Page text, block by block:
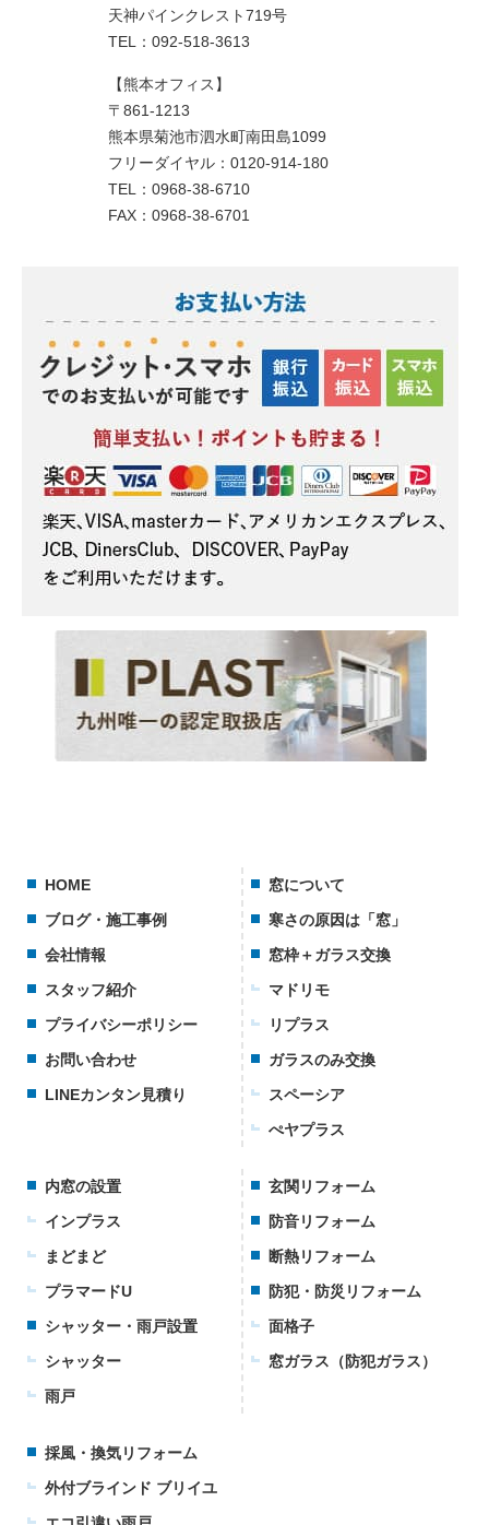
天神パインクレスト719号
TEL：092-518-3613
【熊本オフィス】
〒861-1213
熊本県菊池市泗水町南田島1099
フリーダイヤル：0120-914-180
TEL：0968-38-6710
FAX：0968-38-6701
HOME
ブログ・施工事例
会社情報
スタッフ紹介
プライバシーポリシー
お問い合わせ
LINEカンタン見積り
窓について
寒さの原因は「窓」
窓枠＋ガラス交換
マドリモ
リプラス
ガラスのみ交換
スペーシア
ぺヤプラス
内窓の設置
インプラス
まどまど
プラマードU
シャッター・雨戸設置
シャッター
雨戸
玄関リフォーム
防音リフォーム
断熱リフォーム
防犯・防災リフォーム
面格子
窓ガラス（防犯ガラス）
採風・換気リフォーム
外付ブラインド ブリイユ